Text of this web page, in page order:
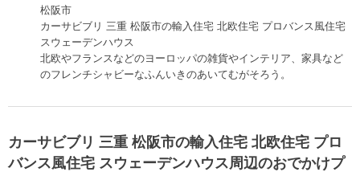
松阪市
カーサビブリ 三重 松阪市の輸入住宅 北欧住宅 プロバンス風住宅
スウェーデンハウス
北欧やフランスなどのヨーロッパの雑貨やインテリア、家具など
のフレンチシャビーなふんいきのあいてむがそろう。
カーサビブリ 三重 松阪市の輸入住宅 北欧住宅 プロ
バンス風住宅 スウェーデンハウス周辺のおでかけプ